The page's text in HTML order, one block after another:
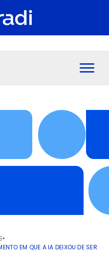
•
EM QUE A IA DEIXOU DE SER